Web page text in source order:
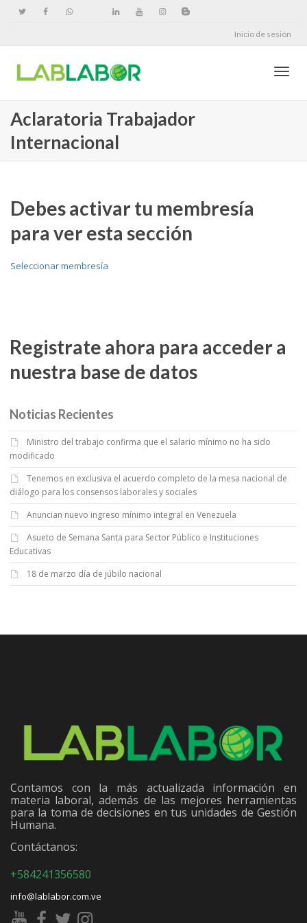
Inicio de sesión
Aclaratoria Trabajador
Internacional
Debes activar tu membresía
para ver esta sección
Seleccionar membresía
Registrate ahora para acceder a
nuestra base de datos
Noticias Recientes
Ministro del trabajo confirma que el salario mínimo no ha sido
modificado
Tenemos en exclusiva el acuerdo completo de la mesa nacional de
diálogo para los consensos laborales y sociales
Anuncian nuevo ingreso mínimo integral en Venezuela
Asueto de Semana Santa para Sector Público e Instituciones
Educativas
18 de marzo día de júbilo nacional
Contamos con la más actualizada información en
materia laboral, además de las mejores herramientas
para la toma de decisiones en tus unidades de Gestión
Humana.
Contáctanos:
+584241356580
info@lablabor.com.ve